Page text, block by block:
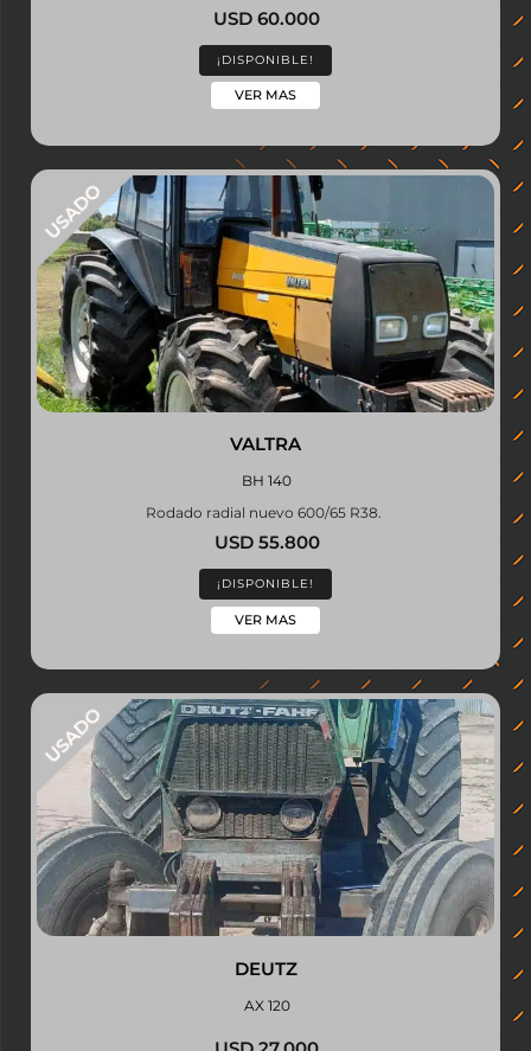
USD 60.000
¡DISPONIBLE!
VER MAS
VALTRA
BH 140
Rodado radial nuevo 600/65 R38.
USD 55.800
¡DISPONIBLE!
VER MAS
DEUTZ
AX 120